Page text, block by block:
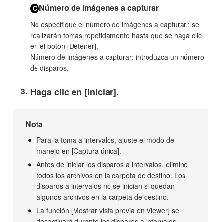
C Número de imágenes a capturar
No especifique el número de imágenes a capturar.: se
realizarán tomas repetidamente hasta que se haga clic
en el botón [Detener].
Número de imágenes a capturar: introduzca un número
de disparos.
Haga clic en [Iniciar].
Nota
Para la toma a intervalos, ajuste el modo de
manejo en [Captura única].
Antes de iniciar los disparos a intervalos, elimine
todos los archivos en la carpeta de destino. Los
disparos a intervalos no se inician si quedan
algunos archivos en la carpeta de destino.
La función [Mostrar vista previa en Viewer] se